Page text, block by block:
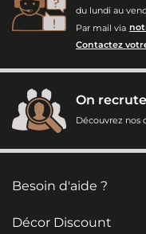
du lundi au
Par mail via
Contactez
On
Découvrez nos
Besoin d'aide ?
Décor Discount